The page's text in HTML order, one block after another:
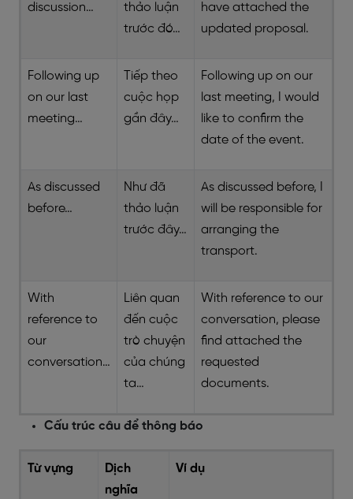
discussion…
thảo luận
trước đó…
have attached the
updated proposal.
Following up
on our last
meeting…
Tiếp theo
cuộc họp
gần đây…
Following up on our
last meeting, I would
like to confirm the
date of the event.
As discussed
before…
Như đã
thảo luận
trước đây…
As discussed before, I
will be responsible for
arranging the
transport.
With
reference to
our
conversation…
Liên quan
đến cuộc
trò chuyện
của chúng
ta…
With reference to our
conversation, please
find attached the
requested
documents.
Cấu trúc câu để thông báo
Từ vựng
Dịch
nghĩa
Ví dụ